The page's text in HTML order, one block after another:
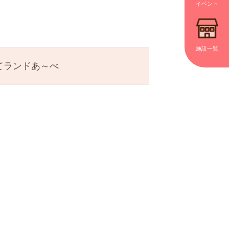
イベント
施設一覧
ランドあ～べ